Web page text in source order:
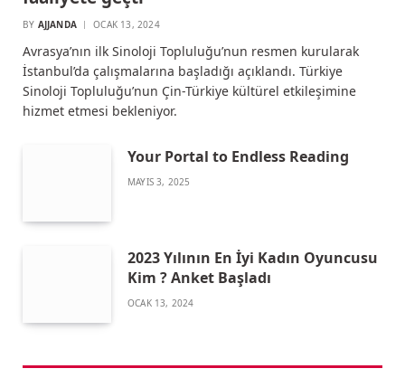
BY AJJANDA OCAK 13, 2024
Avrasya’nın ilk Sinoloji Topluluğu’nun resmen kurularak
İstanbul’da çalışmalarına başladığı açıklandı. Türkiye
Sinoloji Topluluğu’nun Çin-Türkiye kültürel etkileşimine
hizmet etmesi bekleniyor.
Your Portal to Endless Reading
MAYIS 3, 2025
2023 Yılının En İyi Kadın Oyuncusu
Kim ? Anket Başladı
OCAK 13, 2024